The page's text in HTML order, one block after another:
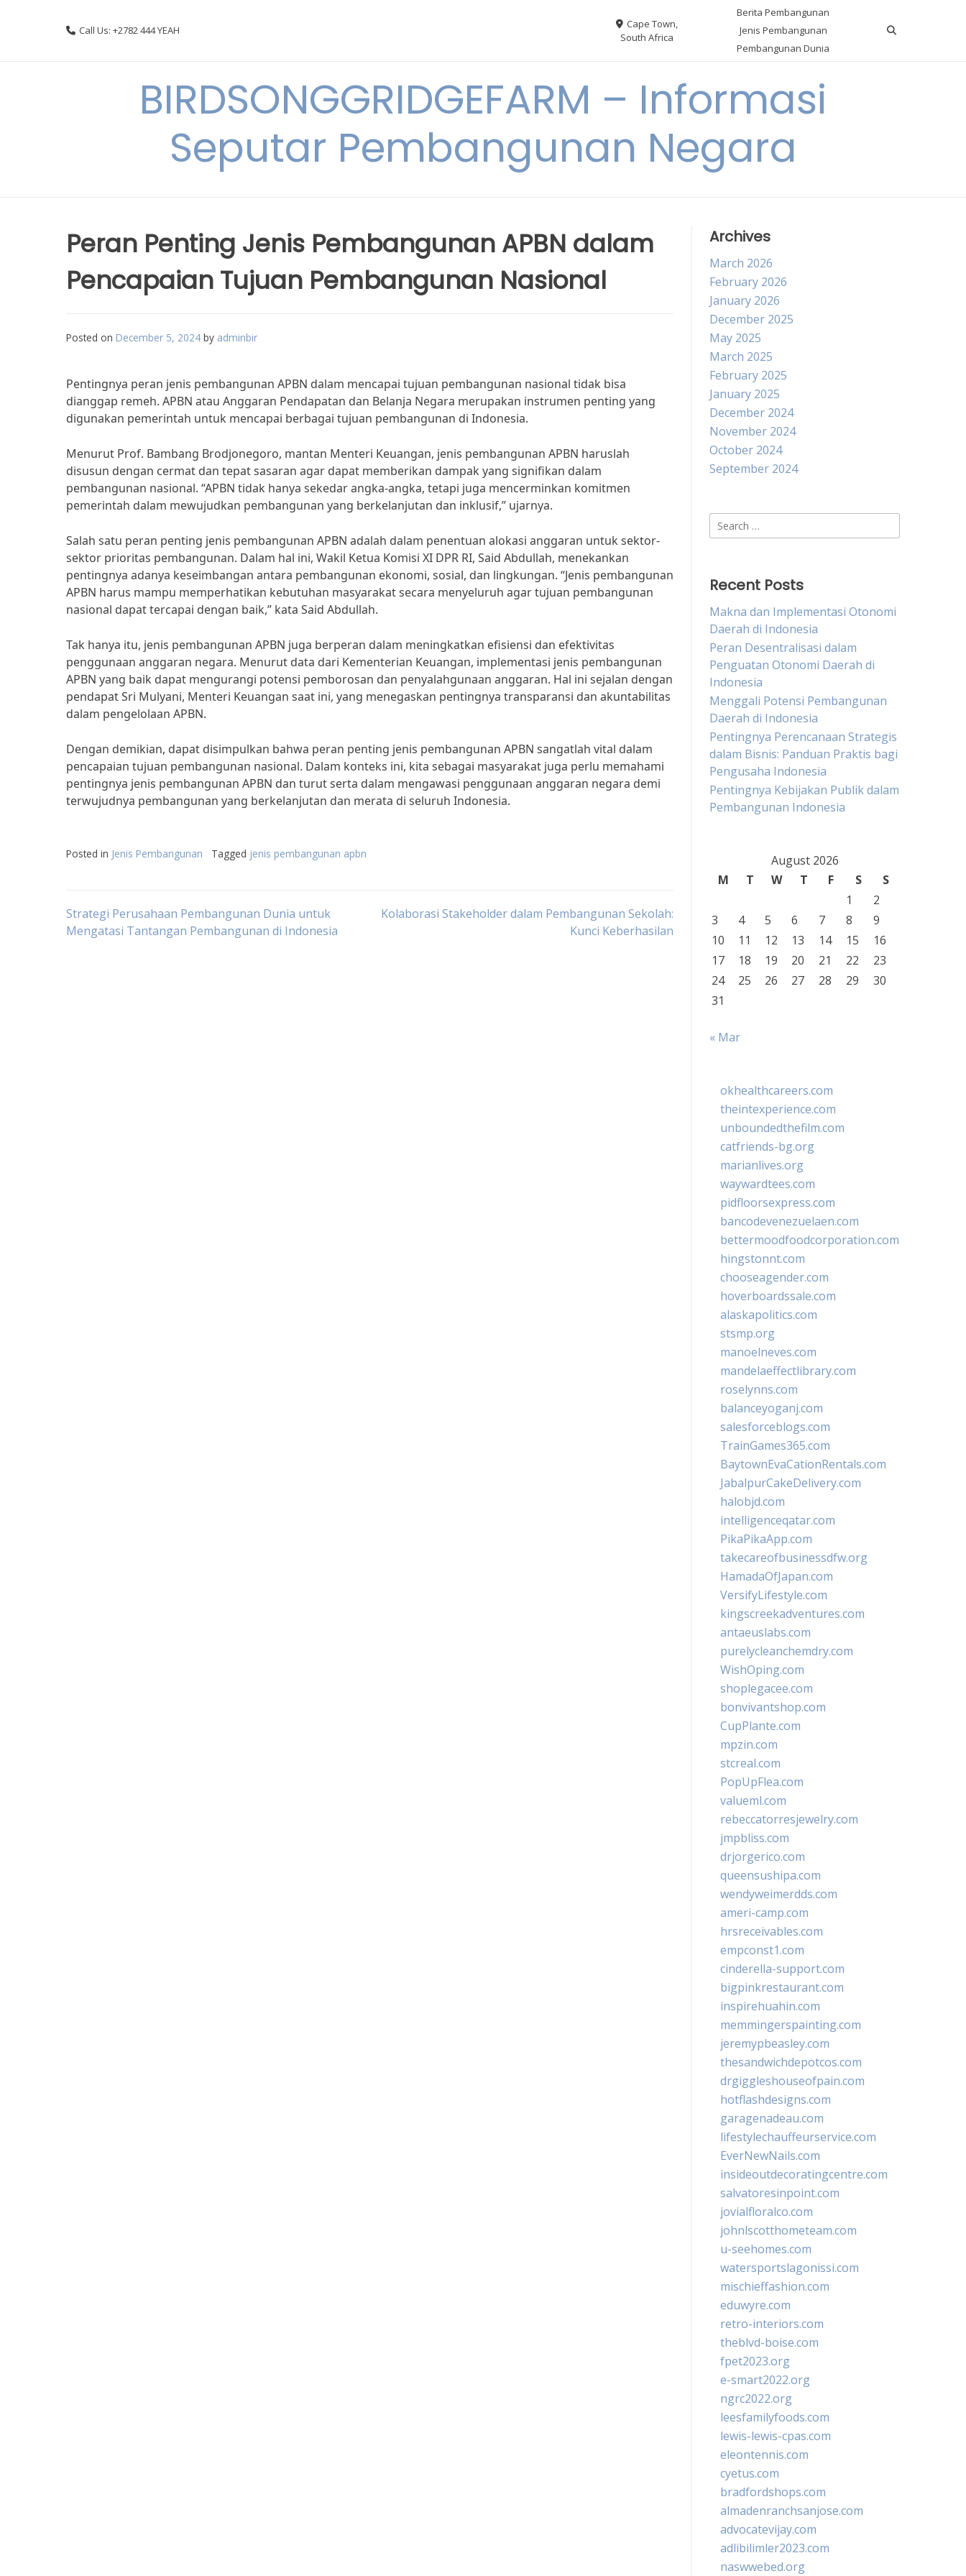
Call Us: +2782 444 YEAH
Cape Town,
South Africa
Berita Pembangunan
Jenis Pembangunan
Pembangunan Dunia
BIRDSONGGRIDGEFARM – Informasi
Seputar Pembangunan Negara
Peran Penting Jenis Pembangunan APBN dalam
Pencapaian Tujuan Pembangunan Nasional
Posted on December 5, 2024 by adminbir
Pentingnya peran jenis pembangunan APBN dalam mencapai tujuan pembangunan nasional tidak bisa
dianggap remeh. APBN atau Anggaran Pendapatan dan Belanja Negara merupakan instrumen penting yang
digunakan pemerintah untuk mencapai berbagai tujuan pembangunan di Indonesia.
Menurut Prof. Bambang Brodjonegoro, mantan Menteri Keuangan, jenis pembangunan APBN haruslah
disusun dengan cermat dan tepat sasaran agar dapat memberikan dampak yang signifikan dalam
pembangunan nasional. “APBN tidak hanya sekedar angka-angka, tetapi juga mencerminkan komitmen
pemerintah dalam mewujudkan pembangunan yang berkelanjutan dan inklusif,” ujarnya.
Salah satu peran penting jenis pembangunan APBN adalah dalam penentuan alokasi anggaran untuk sektor-
sektor prioritas pembangunan. Dalam hal ini, Wakil Ketua Komisi XI DPR RI, Said Abdullah, menekankan
pentingnya adanya keseimbangan antara pembangunan ekonomi, sosial, dan lingkungan. “Jenis pembangunan
APBN harus mampu memperhatikan kebutuhan masyarakat secara menyeluruh agar tujuan pembangunan
nasional dapat tercapai dengan baik,” kata Said Abdullah.
Tak hanya itu, jenis pembangunan APBN juga berperan dalam meningkatkan efisiensi dan efektivitas
penggunaan anggaran negara. Menurut data dari Kementerian Keuangan, implementasi jenis pembangunan
APBN yang baik dapat mengurangi potensi pemborosan dan penyalahgunaan anggaran. Hal ini sejalan dengan
pendapat Sri Mulyani, Menteri Keuangan saat ini, yang menegaskan pentingnya transparansi dan akuntabilitas
dalam pengelolaan APBN.
Dengan demikian, dapat disimpulkan bahwa peran penting jenis pembangunan APBN sangatlah vital dalam
pencapaian tujuan pembangunan nasional. Dalam konteks ini, kita sebagai masyarakat juga perlu memahami
pentingnya jenis pembangunan APBN dan turut serta dalam mengawasi penggunaan anggaran negara demi
terwujudnya pembangunan yang berkelanjutan dan merata di seluruh Indonesia.
Posted in Jenis Pembangunan Tagged jenis pembangunan apbn
Post
Strategi Perusahaan Pembangunan Dunia untuk
Mengatasi Tantangan Pembangunan di Indonesia
Kolaborasi Stakeholder dalam Pembangunan Sekolah:
Kunci Keberhasilan
Archives
March 2026
February 2026
January 2026
December 2025
May 2025
March 2025
February 2025
January 2025
December 2024
November 2024
October 2024
September 2024
Search
for:
Recent Posts
Makna dan Implementasi Otonomi
Daerah di Indonesia
Peran Desentralisasi dalam
Penguatan Otonomi Daerah di
Indonesia
Menggali Potensi Pembangunan
Daerah di Indonesia
Pentingnya Perencanaan Strategis
dalam Bisnis: Panduan Praktis bagi
Pengusaha Indonesia
Pentingnya Kebijakan Publik dalam
Pembangunan Indonesia
August 2026
M
T W T F S
S
1
2
3
4 5 6 7 8
9
10
11 12 13 14 15
16
17
18 19 20 21 22
23
24
25 26 27 28 29
30
31
« Mar
okhealthcareers.com
theintexperience.com
unboundedthefilm.com
catfriends-bg.org
marianlives.org
waywardtees.com
pidfloorsexpress.com
bancodevenezuelaen.com
bettermoodfoodcorporation.com
hingstonnt.com
chooseagender.com
hoverboardssale.com
alaskapolitics.com
stsmp.org
manoelneves.com
mandelaeffectlibrary.com
roselynns.com
balanceyoganj.com
salesforceblogs.com
TrainGames365.com
BaytownEvaCationRentals.com
JabalpurCakeDelivery.com
halobjd.com
intelligenceqatar.com
PikaPikaApp.com
takecareofbusinessdfw.org
HamadaOfJapan.com
VersifyLifestyle.com
kingscreekadventures.com
antaeuslabs.com
purelycleanchemdry.com
WishOping.com
shoplegacee.com
bonvivantshop.com
CupPlante.com
mpzin.com
stcreal.com
PopUpFlea.com
valueml.com
rebeccatorresjewelry.com
jmpbliss.com
drjorgerico.com
queensushipa.com
wendyweimerdds.com
ameri-camp.com
hrsreceivables.com
empconst1.com
cinderella-support.com
bigpinkrestaurant.com
inspirehuahin.com
memmingerspainting.com
jeremypbeasley.com
thesandwichdepotcos.com
drgiggleshouseofpain.com
hotflashdesigns.com
garagenadeau.com
lifestylechauffeurservice.com
EverNewNails.com
insideoutdecoratingcentre.com
salvatoresinpoint.com
jovialfloralco.com
johnlscotthometeam.com
u-seehomes.com
watersportslagonissi.com
mischieffashion.com
eduwyre.com
retro-interiors.com
theblvd-boise.com
fpet2023.org
e-smart2022.org
ngrc2022.org
leesfamilyfoods.com
lewis-lewis-cpas.com
eleontennis.com
cyetus.com
bradfordshops.com
almadenranchsanjose.com
advocatevijay.com
adlibilimler2023.com
naswwebed.org